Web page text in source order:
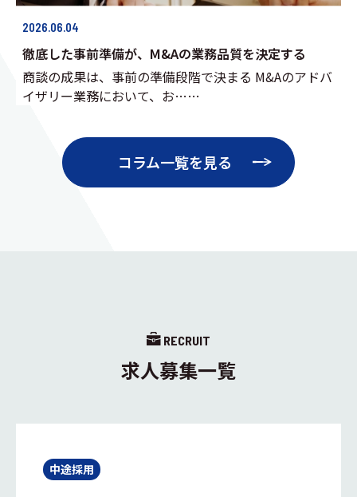
2026.06.04
徹底した事前準備が、M&Aの業務品質を決定する
商談の成果は、事前の準備段階で決まる M&Aのアドバ
イザリー業務において、お……
コラム一覧を見る
RECRUIT
求人募集一覧
中途採用